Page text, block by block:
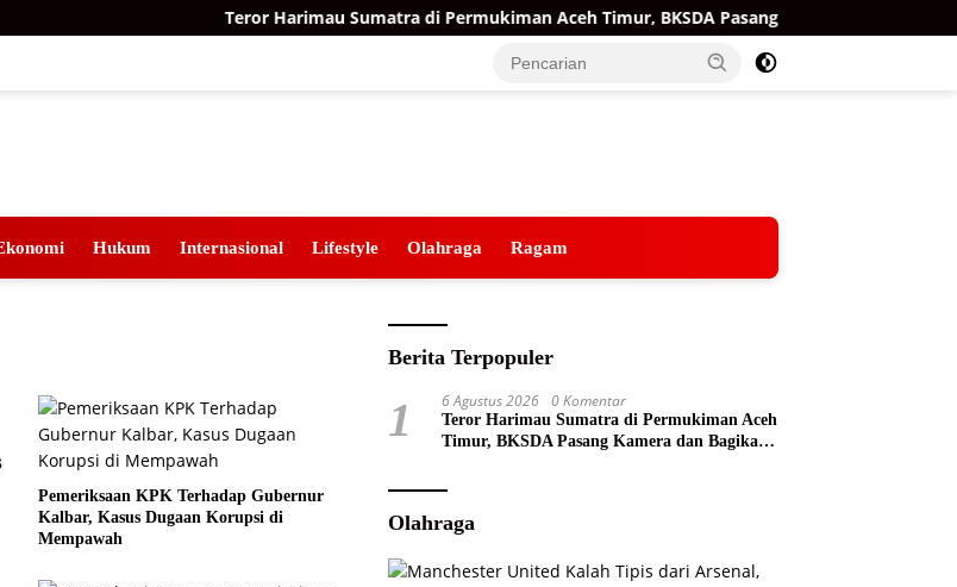
Teror Harimau Sumatra di Permukiman Aceh Timur, BKSDA Pasang Kamera dan Bagikan
Hukum Internasional Lifestyle Olahraga Ragam
Pemeriksaan KPK Terhadap Gubernur
Kalbar, Kasus Dugaan Korupsi di
Mempawah
Berita Terpopuler
1 6 Agustus 2026 0 Komentar
Teror Harimau Sumatra di Permukiman Aceh
Timur, BKSDA Pasang Kamera dan Bagikan
Olahraga